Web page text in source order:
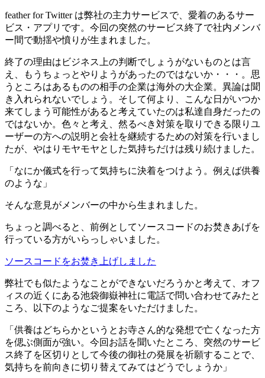
feather for Twitter は弊社の主力サービスで、愛着のあるサー
ビス・アプリです。今回の突然のサービス終了で社内メンバ
ー間で動揺や憤りが生まれました。
終了の理由はビジネス上の判断でしょうがないものとは言
え、もうちょっとやりようがあったのではないか・・・。思
うところはあるものの相手の企業は海外の大企業。異論は聞
き入れられないでしょう。そして何より、こんな日がいつか
来てしまう可能性があると考えていたのは私達自身だったの
ではないか。色々と考え、然るべき対策を取りできる限りユ
ーザーの方への説明と会社を継続するための対策を行いまし
たが、やはりモヤモヤとした気持ちだけは残り続けました。
「なにか儀式を行って気持ちに決着をつけよう。例えば供養
のような」
そんな意見がメンバーの中から生まれました。
ちょっと調べると、前例としてソースコードのお焚きあげを
行っている方がいらっしゃいました。
ソースコードをお焚き上げしました
弊社でも似たようなことができないだろうかと考えて、オフ
ィスの近くにある池袋御嶽神社に電話で問い合わせてみたと
ころ、以下のようなご提案をいただけました。
「供養はどちらかというとお寺さん的な発想で亡くなった方
を偲ぶ側面が強い。今回お話を聞いたところ、突然のサービ
ス終了を区切りとして今後の御社の発展を祈願することで、
気持ちを前向きに切り替えてみてはどうでしょうか」